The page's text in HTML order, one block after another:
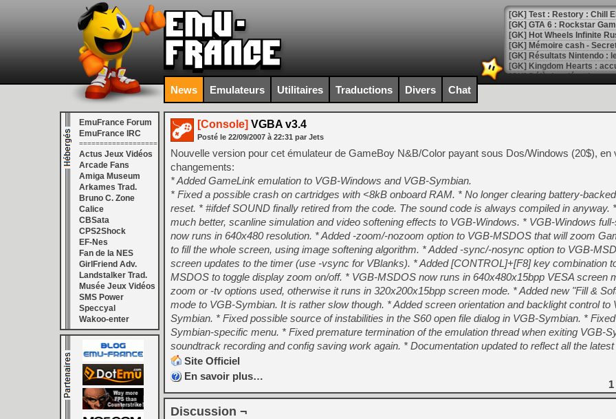
[GK] Test : Restory : Chill
[GK] GTA 6 : Rockstar
[GK] Hot Wheels Infinite
[GK] Mémoire cash -
[GK] Résultats Nintendo :
[GK] Déjà des
[Mo5] Brickboy cherche à
[GK] Minecraft et ses «
[GK] Beast of
[GK] Ubisoft : fin de partie
[GK] Mémoire cash -
[GK] Dan Houser (GTA)
[GK] Comment EA Sports
[GK] Crimson Moon : un
[GK] Isle of Reveries : le
[GK] Moonlighter 2 : The
[GK] Capcom relance
[Mo5] Deux inédits du
[GK] Le beat'em up The
[GK] Endless Legend 2 :
[LS] [PS5] Le WebKit
[GK] Oubliez Crazy Taxi,
[LS] [Switch] NSZ 5.0.0
News Emulateurs Utilitaires Traductions Divers Chat
EmuFrance Forum
EmuFrance IRC
===================
Actus Jeux Vidéos
Arcade Fans
Amiga Museum
Arkames Trad.
Bruno C. Zone
Calice
CBSata
CPS2Shock
EF-Nes
Fan de la NES
GirlFriend Adv.
Landstalker Trad.
Musée Jeux Vidéos
SMS Power
Speccyal
Wakoo-enter
[Console] VGBA v3.4
Posté le 22/09/2007 à 22:31 par Jets
Nouvelle version pour cet émulateur de GameBoy N&B/Color payant sous Dos/Windows (20$), en
changements:
* Added GameLink emulation to VGB-Windows and VGB-Symbian.
* Fixed a possible crash on cartridges with <8kB onboard RAM. * No longer clearing battery-
reset. * #ifdef SOUND finally retired from the code. The sound code is always compiled in anyway.
much better, scanline simulation and video softening effects to VGB-Windows. * VGB-Windows
now runs in 640x480 resolution. * Added -zoom/-nozoom option to VGB-MSDOS that will zoom
to fill the whole screen, using image softening algorithm. * Added -sync/-nosync option to VGB-
screen updates to the timer (use -vsync for VBlanks). * Added [CONTROL]+[F8] key combination
MSDOS to toggle display zoom on/off. * VGB-MSDOS now runs in 640x480x15bpp VESA screen
zoom or -tv options used, otherwise it runs in 320x200x15bpp screen mode. * Added new "Fill &
mode to VGB-Symbian. It is rather slow though. * Added screen orientation and backlight control to
Symbian. * Fixed possible source of instabilities in the S60 open file dialog in VGB-Symbian. *
Symbian-specific menu. * Fixed premature termination of the emulation thread when exiting VGB-
soundtrack recording and config saving work again. * Documentation updated to reflect all the
Site Officiel
En savoir plus…
1
Discussion ¬